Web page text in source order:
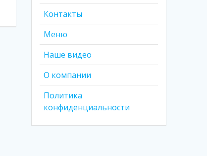
Контакты
Меню
Наше видео
О компании
Политика
конфиденциальности